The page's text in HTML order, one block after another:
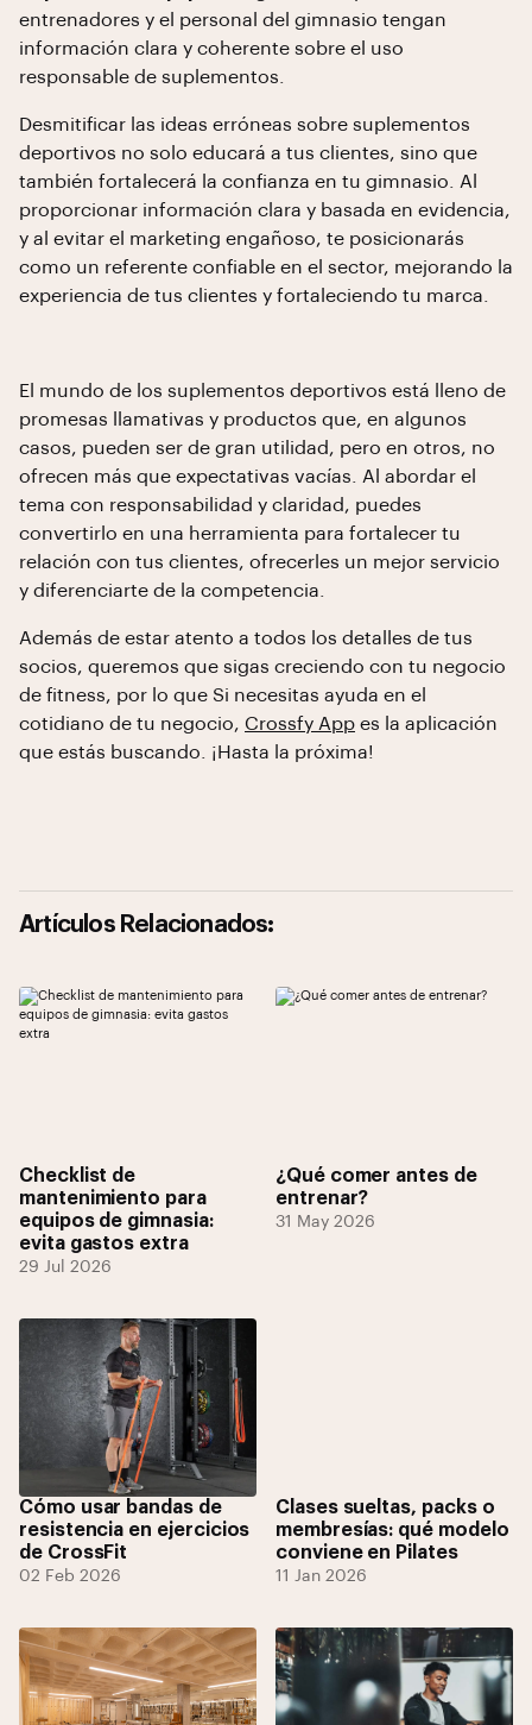
entrenadores y el personal del gimnasio tengan
información clara y coherente sobre el uso
responsable de suplementos.
Desmitificar las ideas erróneas sobre suplementos
deportivos no solo educará a tus clientes, sino que
también fortalecerá la confianza en tu gimnasio. Al
proporcionar información clara y basada en evidencia,
y al evitar el marketing engañoso, te posicionarás
como un referente confiable en el sector, mejorando la
experiencia de tus clientes y fortaleciendo tu marca.
El mundo de los suplementos deportivos está lleno de
promesas llamativas y productos que, en algunos
casos, pueden ser de gran utilidad, pero en otros, no
ofrecen más que expectativas vacías. Al abordar el
tema con responsabilidad y claridad, puedes
convertirlo en una herramienta para fortalecer tu
relación con tus clientes, ofrecerles un mejor servicio
y diferenciarte de la competencia.
Además de estar atento a todos los detalles de tus
socios, queremos que sigas creciendo con tu negocio
de fitness, por lo que Si necesitas ayuda en el
cotidiano de tu negocio, Crossfy App es la aplicación
que estás buscando. ¡Hasta la próxima!
Artículos Relacionados:
Checklist de
mantenimiento para
equipos de gimnasia:
evita gastos extra
29 Jul 2026
¿Qué comer antes de
entrenar?
31 May 2026
Cómo usar bandas de
resistencia en ejercicios
de CrossFit
02 Feb 2026
Clases sueltas, packs o
membresías: qué modelo
conviene en Pilates
11 Jan 2026